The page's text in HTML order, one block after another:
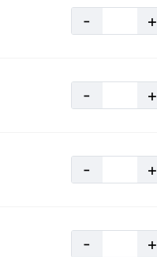
- +
- +
- +
- +